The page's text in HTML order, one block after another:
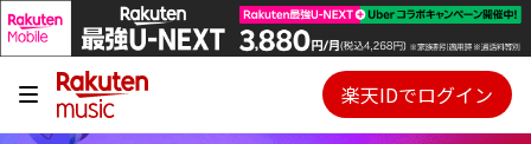
キャンペーン
料金プラン Webプレイヤー
楽天IDでログイン